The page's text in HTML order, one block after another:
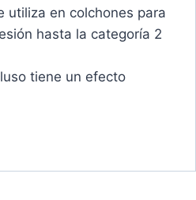
utiliza en colchones para
hasta la categoría 2
tiene un efecto